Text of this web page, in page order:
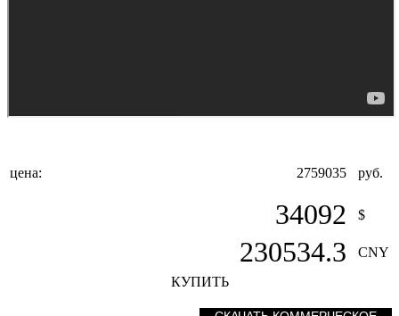
цена: 2759035 руб.
34092 $
230534.3
CNY
КУПИТЬ